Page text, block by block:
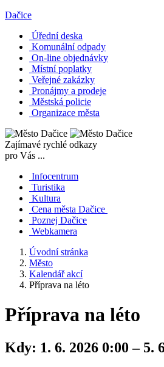
Dačice
Úřední deska
Komunální odpady
On-line objednávky
Místní poplatky
Veřejné zakázky
Pronájmy a prodeje
Městská policie
Organizace města
Zajímavé rychlé odkazy
pro Vás ...
Infocentrum
Turistika
Kultura
Cena města Dačice
Poznej Dačice
Webkamera
Úvodní stránka
Město
Kalendář akcí
Příprava na léto
Příprava na léto
Kdy: 1. 6. 2026 0:00 – 5.